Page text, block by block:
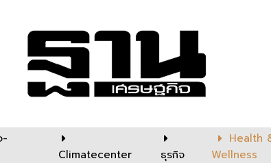
-
Climatecenter ธุรกิจ
Health
Wellness